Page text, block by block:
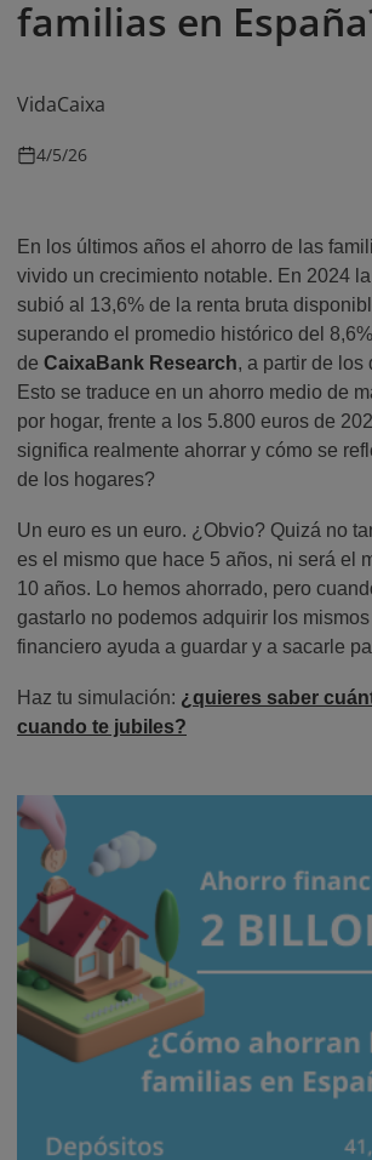
familias en
VidaCaixa
4/5/26
En los últimos años el ahorro de las
vivido un crecimiento notable. En 2024
subió al 13,6% de la renta bruta
superando el promedio histórico del
de CaixaBank Research, a partir de los
Esto se traduce en un ahorro medio de
por hogar, frente a los 5.800 euros de
significa realmente ahorrar y cómo se
de los hogares?
Un euro es un euro. ¿Obvio? Quizá no
es el mismo que hace 5 años, ni será el
10 años. Lo hemos ahorrado, pero
gastarlo no podemos adquirir los
financiero ayuda a guardar y a sacarle
Haz tu simulación: ¿quieres saber
cuando te jubiles?